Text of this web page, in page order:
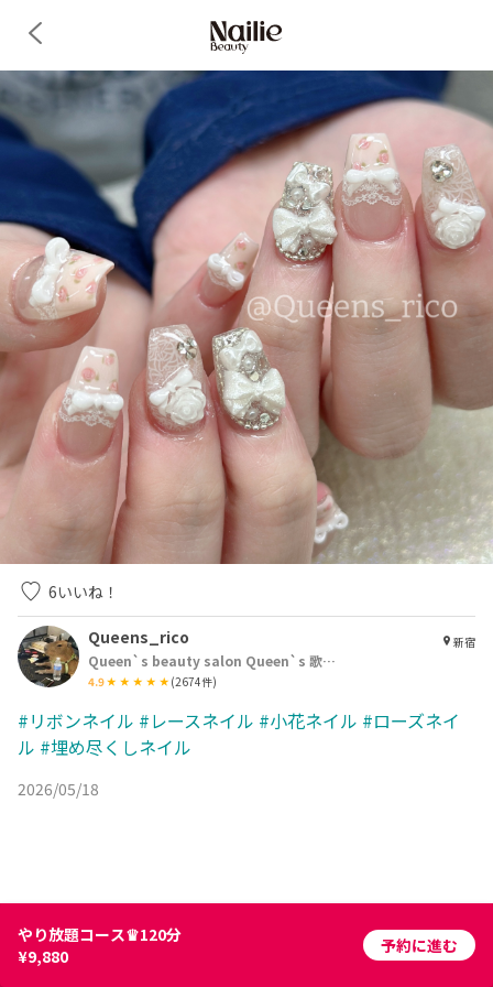
6いいね！
Queens_rico
Queen`s beauty salon Queen`s 歌舞伎町店
4.9 (2674件)
新宿
#リボンネイル #レースネイル #小花ネイル #ローズネイ
ル #埋め尽くしネイル
2026/05/18
やり放題コース♛120分
¥9,880
予約に進む